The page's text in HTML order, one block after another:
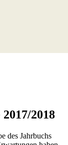
2018
des Jahrbuchs